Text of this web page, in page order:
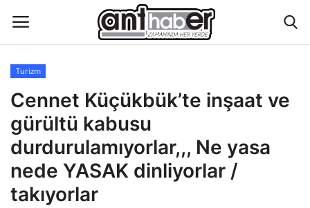
Künye
Eğitim
Aktüel Magazin
Hakkımızda
Turizm
Cennet Küçükbük’te inşaat ve
gürültü kabusu
durdurulamıyorlar,,, Ne yasa
nede YASAK dinliyorlar /
takıyorlar